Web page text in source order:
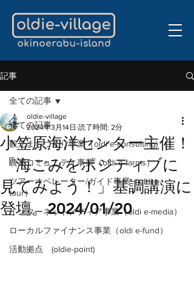
記事
全ての記事
観光まちづくり事業（oldi e-consulting)
農業コミュニティ事業（oldi e-farms）
ツアーオペレーター/ガイド事業（oldi e-
tour）
インターネットメディア事業（oldi e-media）
ローカルファイナンス事業（oldi e-fund）
活動拠点 (oldie-point)
全ての記事
小笠原海洋センター主催！
「海ごみをポジティブに
見てみよう！」基調講演に
登壇。2024/01/20
oldie-village
2024年3月14日 読了時間: 2分